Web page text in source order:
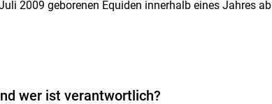
Skip to main content
2009 geborenen Equiden innerhalb eines Jahres ab
wer ist verantwortlich?